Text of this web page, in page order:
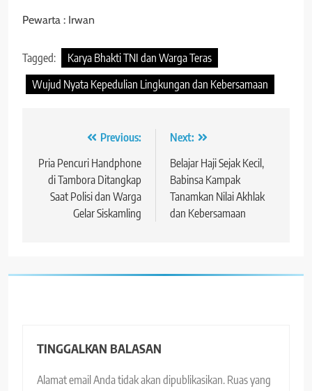
Pewarta : Irwan
Tagged:
Karya Bhakti TNI dan Warga Teras
Wujud Nyata Kepedulian Lingkungan dan Kebersamaan
Navigasi
pos
Previous:
Pria Pencuri Handphone
di Tambora Ditangkap
Saat Polisi dan Warga
Gelar Siskamling
Next:
Belajar Haji Sejak Kecil,
Babinsa Kampak
Tanamkan Nilai Akhlak
dan Kebersamaan
TINGGALKAN BALASAN
Alamat email Anda tidak akan dipublikasikan. Ruas yang